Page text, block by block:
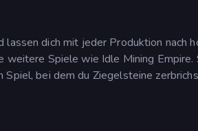
lassen dich mit jeder Produktion nach
Spiele wie Idle Mining Empire.
Spiel, bei dem du Ziegelsteine